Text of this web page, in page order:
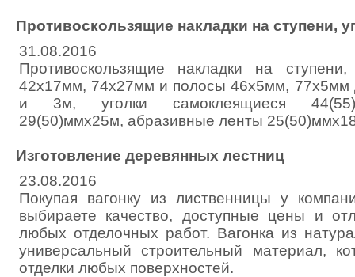
Противоскользящие накладки на ступени,
31.08.2016
Противоскользящие накладки на
42х17мм, 74х27мм и полосы 46х5мм,
и 3м, уголки самоклеящиеся
29(50)ммх25м, абразивные ленты
Изготовление деревянных лестниц
23.08.2016
Покупая вагонку из лиственницы у
выбираете качество, доступные цены и
любых отделочных работ. Вагонка из
универсальный строительный материал,
отделки любых поверхностей.